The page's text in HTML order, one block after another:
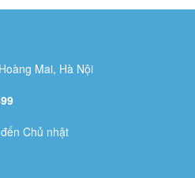
Mai, Hà Nội
Chủ nhật